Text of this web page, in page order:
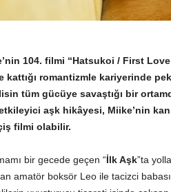
104. filmi “Hatsukoi / First
kattığı romantizmle kariyerinde
tüm gücüye savaştığı bir
aşk hikâyesi, Miike’nin
filmi olabilir.
bir gecede geçen “İlk Aşk”ta
amatör boksör Leo ile tacizci